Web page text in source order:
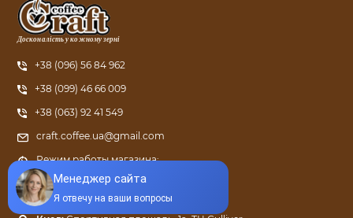
Досконалість у кожному зерні
+38 (096) 56 84 962
+38 (099) 46 66 009
+38 (063) 92 41 549
craft.coffee.ua@gmail.com
Режим работы магазина:
ПН - ПТ: с 9:00 до 21:00
Харьков:ул. Григория Сковороды, 66